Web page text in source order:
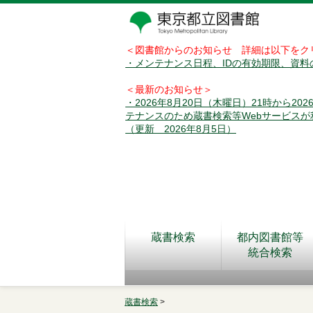
＜図書館からのお知らせ 詳細は以下をク
・メンテナンス日程、IDの有効期限、資
＜最新のお知らせ＞
・2026年8月20日（木曜日）21時から
テナンスのため蔵書検索等Webサービスが
（更新 2026年8月5日）
蔵書検索
都内図書館等
統合検索
蔵書検索 >